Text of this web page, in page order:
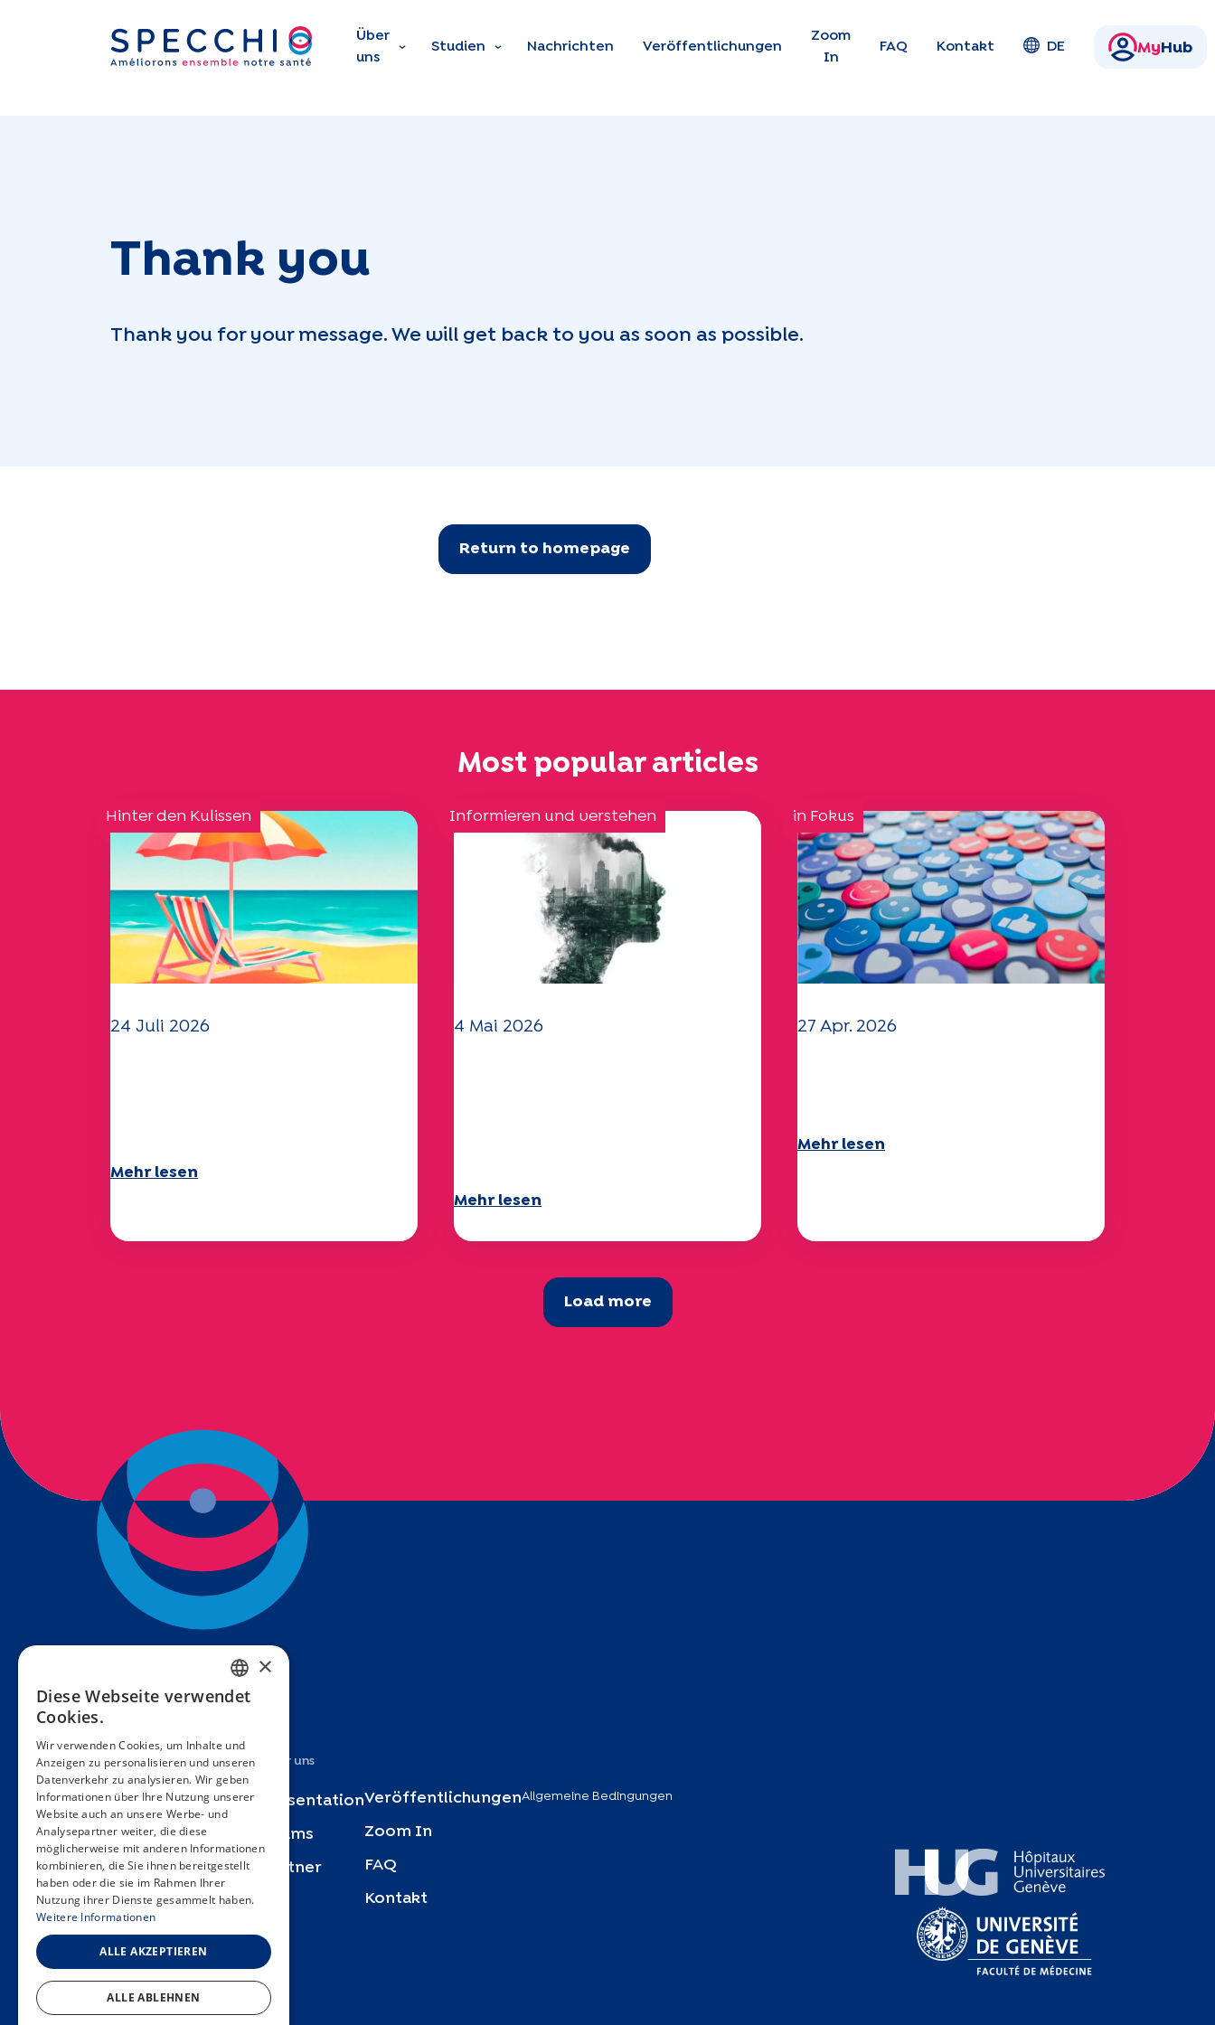
Zum Hauptinhalt springen
Über
uns
Studien Nachrichten Veröffentlichungen
Zoom
In
FAQ Kontakt DE My Hub
Thank you
Thank you for your message. We will get back to you as soon as possible.
Return to homepage
Most popular articles
Hinter den Kulissen
24 Juli 2026
Mehr lesen
Informieren und verstehen
4 Mai 2026
Mehr lesen
in Fokus
27 Apr. 2026
Mehr lesen
Load more
Studien
Specchio
Bus Santé
SEROCoV-KIDS
SEROCoV-Schools
Specchio-COVID19
Urbasan
Über uns
Präsentation
Teams
Partner
Veröffentlichungen
Zoom In
FAQ
Kontakt
Allgemeine Bedingungen
Hôpitaux Universitaires Genève
Université de Genève
FRENCH
SPANISH
GERMAN
PORTUGUESE
×
Diese Webseite verwendet
Cookies.
Wir verwenden Cookies, um Inhalte und
Anzeigen zu personalisieren und unseren
Datenverkehr zu analysieren. Wir geben
Informationen über Ihre Nutzung unserer
Website auch an unsere Werbe- und
Analysepartner weiter, die diese
möglicherweise mit anderen Informationen
kombinieren, die Sie ihnen bereitgestellt
haben oder die sie im Rahmen Ihrer
Nutzung ihrer Dienste gesammelt haben.
Weitere Informationen
ALLE AKZEPTIEREN
ALLE ABLEHNEN